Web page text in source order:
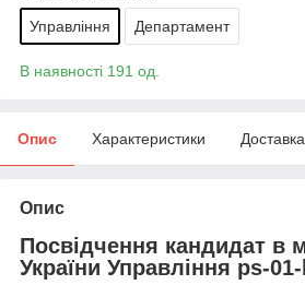
Управління Департамент
В наявності 191 од.
Опис Характеристики Доставка
Опис
Посвідчення кандидат в
України Управління ps-